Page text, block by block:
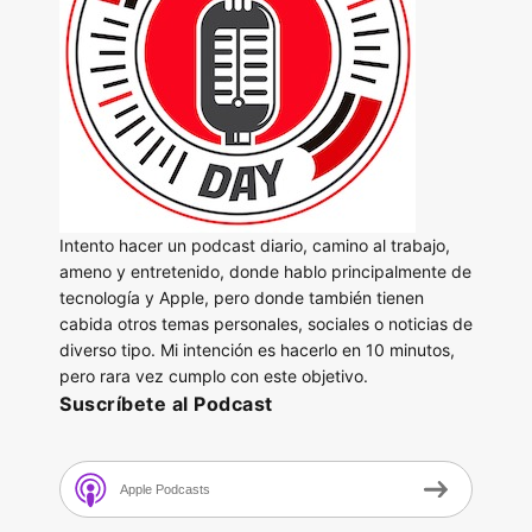
Intento hacer un podcast diario, camino al trabajo,
ameno y entretenido, donde hablo principalmente de
tecnología y Apple, pero donde también tienen
cabida otros temas personales, sociales o noticias de
diverso tipo. Mi intención es hacerlo en 10 minutos,
pero rara vez cumplo con este objetivo.
Suscríbete al Podcast
Apple Podcasts